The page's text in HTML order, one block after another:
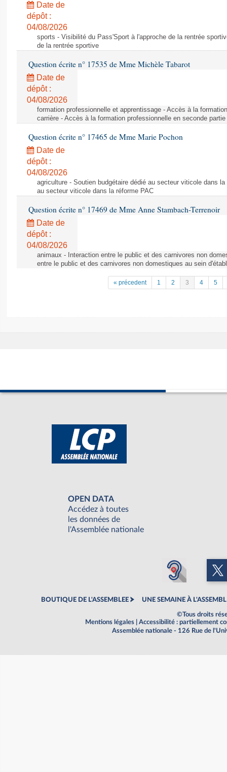
Date de
dépôt :
04/08/2026
sports - Visibilité du Pass'Sport à l'approche de la rentrée
de la rentrée sportive
Question écrite n° 17535 de Mme Michèle Tabarot
Date de
dépôt :
04/08/2026
formation professionnelle et apprentissage - Accès à la
carrière - Accès à la formation professionnelle en seconde partie
Question écrite n° 17465 de Mme Marie Pochon
Date de
dépôt :
04/08/2026
agriculture - Soutien budgétaire dédié au secteur viticole dans
au secteur viticole dans la réforme PAC
Question écrite n° 17469 de Mme Anne Stambach-Terrenoir
Date de
dépôt :
04/08/2026
animaux - Interaction entre le public et des carnivores non
entre le public et des carnivores non domestiques au sein
« précedent 1 2 3 4 5
OPEN DATA
Accédez à toutes
les données de
l'Assemblée nationale
BOUTIQUE DE L'ASSEMBLEE UNE SEMAINE À
©Tous droits
Mentions légales
Accessibilité : partiellement
Assemblée nationale - 126 Rue de